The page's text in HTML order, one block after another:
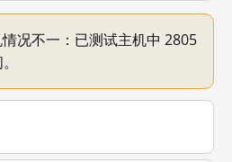
况不一：已测试主机中 2805